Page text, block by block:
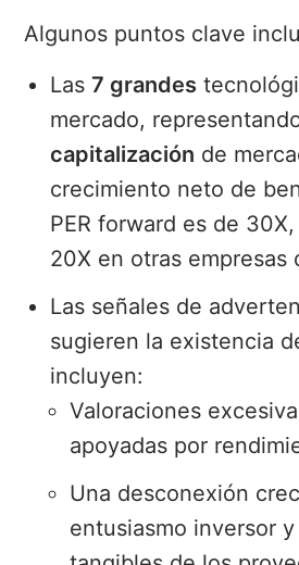
Algunos puntos clave
Las7 grandes
mercado,
capitalización de
crecimiento neto de
PER forward es de
20X en otras empresas
Las señales de
sugieren la existencia
incluyen:
Valoraciones
apoyadas por
Una desconexión
entusiasmo inversor